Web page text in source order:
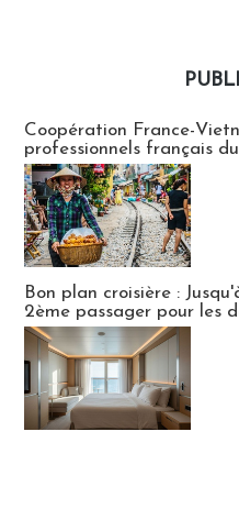
Coopération France-
professionnels français
Bon plan croisière :
2ème passager pour les